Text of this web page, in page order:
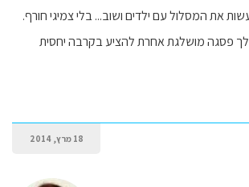
את המסלול עם ילדים ושוב... בלי צמיגי חורף.
פסגה מושלגת אחרת להציע בקרבה יחסית
18 מרץ, 2014